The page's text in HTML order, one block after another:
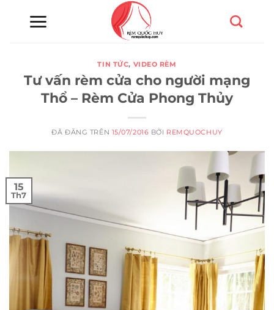
TIN TỨC, VIDEO RÈM
Tư vấn rèm cửa cho người mạng
Thổ – Rèm Cửa Phong Thủy
ĐÃ ĐĂNG TRÊN 15/07/2016 BỞI REMQUOCHUY
15
Th7